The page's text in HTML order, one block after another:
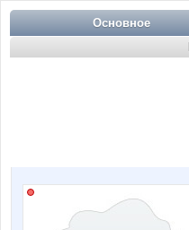
Основное